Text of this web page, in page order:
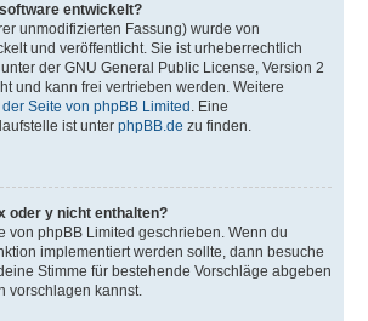
entwickelt?
unmodifizierten Fassung) wurde von
und veröffentlicht. Sie ist urheberrechtlich
der GNU General Public License, Version 2
und kann frei vertrieben werden. Weitere
Seite von phpBB Limited . Eine
ist unter phpBB.de zu finden.
oder y nicht enthalten?
von phpBB Limited geschrieben. Wenn du
implementiert werden sollte, dann besuche
Stimme für bestehende Vorschläge abgeben
vorschlagen kannst.